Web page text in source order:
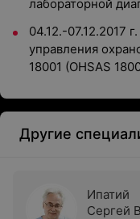
лабораторной
04.12.-07.12.2017
управления
18001 (OHSAS
Другие
Ипатий
Сергей